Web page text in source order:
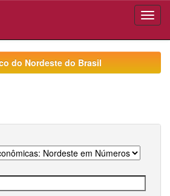
do Nordeste do Brasil